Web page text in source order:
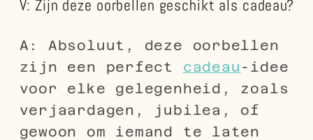
V: Zijn deze oorbellen geschikt als cadeau?
A: Absoluut, deze oorbellen
zijn een perfect cadeau -idee
voor elke gelegenheid, zoals
verjaardagen, jubilea, of
gewoon om iemand te laten